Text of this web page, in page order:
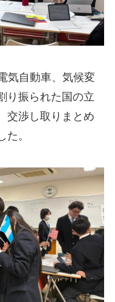
気自動車、気候変
り振られた国の立
交渉し取りまとめ
。